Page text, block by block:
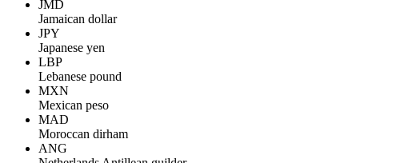
JMD
Jamaican dollar
JPY
Japanese yen
LBP
Lebanese pound
MXN
Mexican peso
MAD
Moroccan dirham
ANG